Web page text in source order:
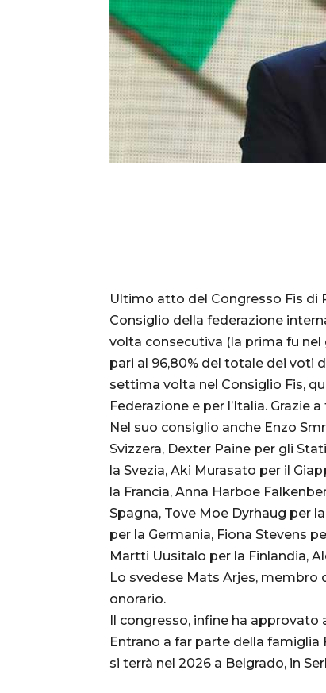
Ultimo atto del Congresso Fis di
Consiglio della federazione
volta consecutiva (la prima fu nel
pari al 96,80% del totale dei voti
settima volta nel Consiglio Fis,
Federazione e per l’Italia. Grazie
Nel suo consiglio anche Enzo
Svizzera, Dexter Paine per gli
la Svezia, Aki Murasato per il
la Francia, Anna Harboe
Spagna, Tove Moe Dyrhaug per
per la Germania, Fiona Stevens
Martti Uusitalo per la Finlandia,
Lo svedese Mats Arjes, membro
onorario.
Il congresso, infine ha approvato
Entrano a far parte della famiglia
si terrà nel 2026 a Belgrado, in